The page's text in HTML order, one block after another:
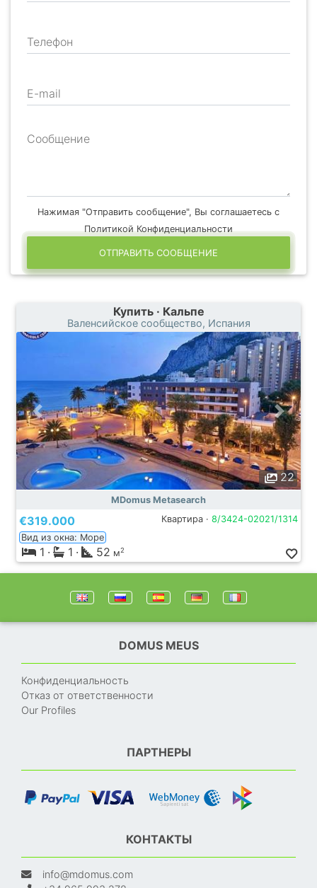
Телефон
E-mail
Сообщение
Нажимая "Отправить сообщение", Вы соглашаетесь с
Политикой Конфиденциальности
ОТПРАВИТЬ СООБЩЕНИЕ
Купить · Кальпе
Валенсийское сообщество, Испания
22
MDomus Metasearch
€319.000 Квартира · 8/3424-02021/1314
Вид из окна: Море
1 · 1 · 52 м2
DOMUS MEUS
Конфиденциальность
Отказ от ответственности
Our Profiles
ПАРТНЕРЫ
КОНТАКТЫ
info@mdomus.com